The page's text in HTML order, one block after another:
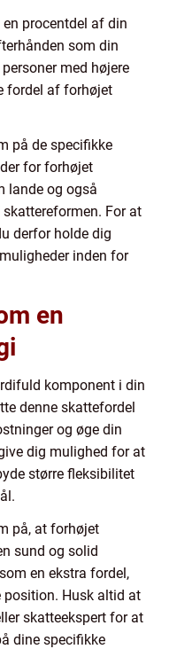
procentdel af din
som din
med højere
fordel af forhøjet
på de specifikke
for forhøjet
lande og også
For at
derfor holde dig
inden for
en
komponent i din
denne skattefordel
og øge din
dig mulighed for at
større fleksibilitet
på, at forhøjet
sund og solid
en ekstra fordel,
position. Husk altid at
skatteekspert for at
dine specifikke